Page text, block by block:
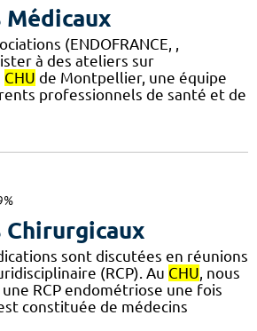
(ENDOFRANCE, ,
à des ateliers sur
CHU de Montpellier, une équipe
professionnels de santé et de
sont discutées en réunions
(RCP). Au CHU , nous
RCP endométriose une fois
constituée de médecins